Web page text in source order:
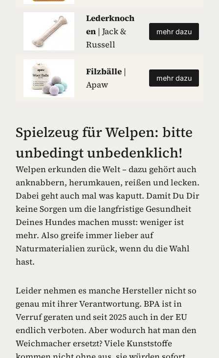
Lederknoch
en | Jack &
Russell
mehr dazu
Filzbälle |
Apaw
mehr dazu
Spielzeug für Welpen: bitte
unbedingt unbedenklich!
Welpen erkunden die Welt – dazu gehört auch
anknabbern, herumkauen, reißen und lecken.
Dabei geht auch mal was kaputt. Damit Du Dir
keine Sorgen um die langfristige Gesundheit
Deines Hundes machen musst: weniger ist
mehr. Also greife immer lieber auf
Naturmaterialien zurück, wenn du die Wahl
hast.
Leider nehmen es manche Hersteller nicht so
genau mit ihrer Verantwortung. BPA ist in
Verruf geraten und seit 2025 auch in der EU
endlich verboten. Aber wodurch hat man den
Weichmacher ersetzt? Viele Kunststoffe